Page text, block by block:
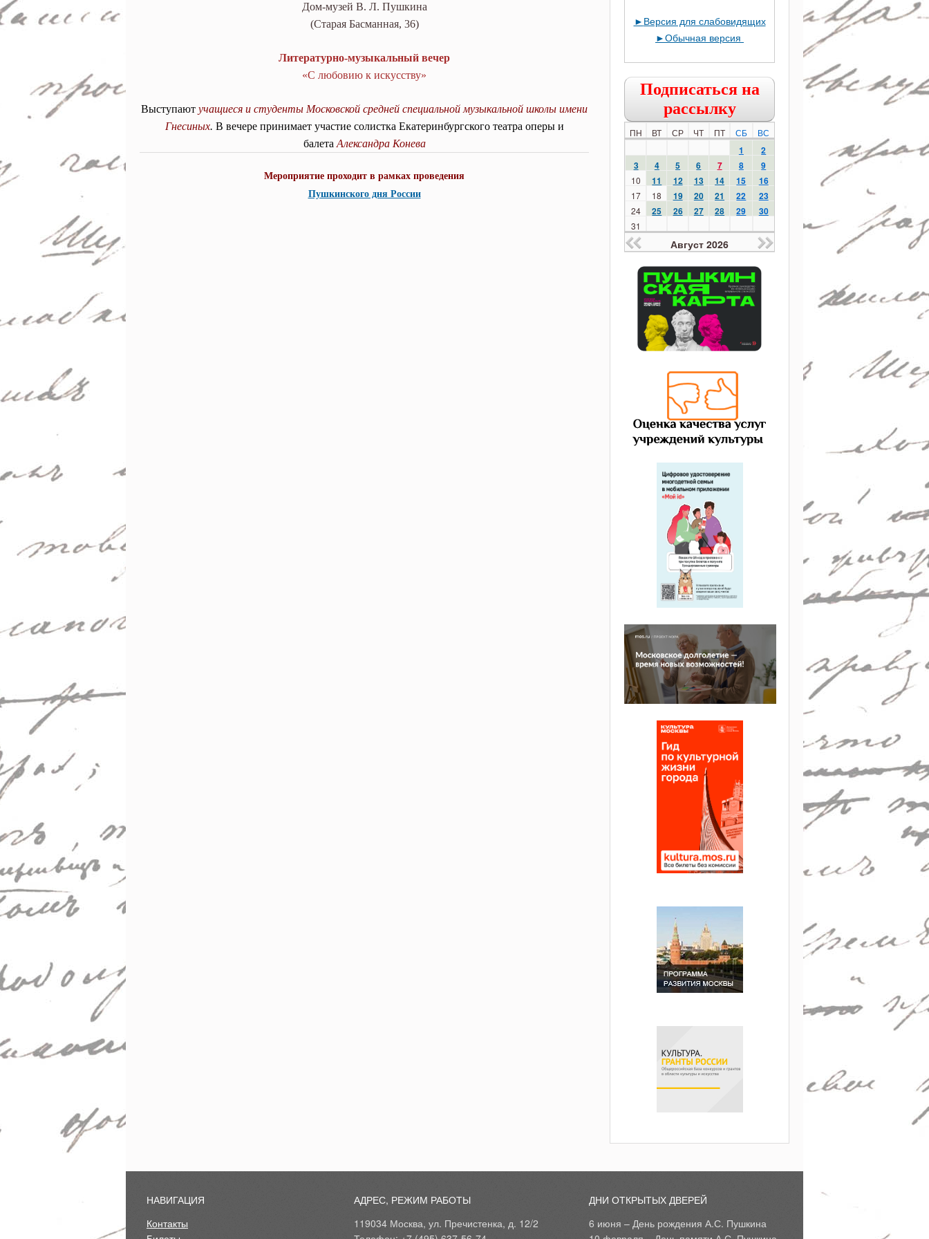
Дом-музей В. Л. Пушкина
(Старая Басманная, 36)
Литературно-музыкальный вечер
«С любовию к искусству»
Выступают учащиеся и студенты Московской средней специальной музыкальной школы имени
Гнесиных. В вечере принимает участие солистка Екатеринбургского театра оперы и
балета Александра Конева
Мероприятие проходит в рамках проведения
Пушкинского дня России
► Версия для слабовидящих
►Обычная версия
Подписаться на
рассылку
ПН ВТ СР ЧТ ПТ СБ ВС
1
2
3
4 5 6 7 8 9
10 11 12 13 14 15 16
17 18 19 20 21 22 23
24 25 26 27 28 29 30
31
Август 2026
НАВИГАЦИЯ
Контакты
АДРЕС, РЕЖИМ РАБОТЫ
119034 Москва, ул. Пречистенка, д. 12/2
ДНИ ОТКРЫТЫХ ДВЕРЕЙ
6 июня – День рождения А.С. Пушкина